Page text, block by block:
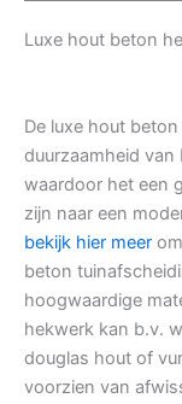
Luxe hout beton
De luxe hout
duurzaamheid
waardoor het een
zijn naar een
bekijk hier meer
beton
hoogwaardige
hekwerk kan b.v.
douglas hout of
voorzien van